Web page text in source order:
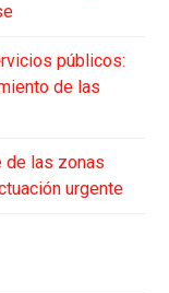
públicos:
de las
de las zonas
urgente